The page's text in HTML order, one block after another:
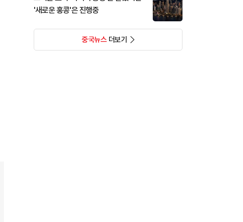
'새로운 홍콩'은 진행중
중국뉴스더보기